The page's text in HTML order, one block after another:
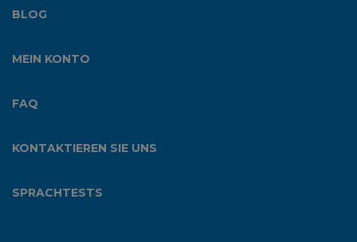
BLOG
MEIN KONTO
FAQ
KONTAKTIEREN SIE UNS
SPRACHTESTS